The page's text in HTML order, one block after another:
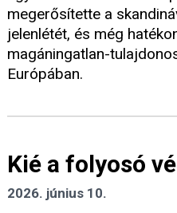
megerősítette a
jelenlétét, és még
magáningatlan-
Európában.
Kié a folyosó
2026. június 10.